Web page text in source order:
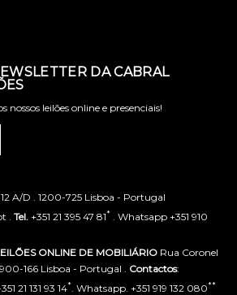
DA CABRAL
nossos leilões online e presenciais!
A/D . 1200-725 Lisboa - Portugal
. Tel. +351 21 395 47 81* . Whatsapp +351 910
ONLINE DE MOBILIÁRIO Rua Coronel
166 Lisboa - Portugal . Contactos:
21 131 93 14* . Whatsapp. +351 919 132 080**